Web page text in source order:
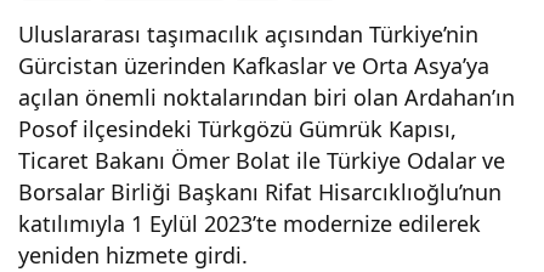
Uluslararası taşımacılık açısından Türkiye’nin
Gürcistan üzerinden Kafkaslar ve Orta Asya’ya
açılan önemli noktalarından biri olan Ardahan’ın
Posof ilçesindeki Türkgözü Gümrük Kapısı,
Ticaret Bakanı Ömer Bolat ile Türkiye Odalar ve
Borsalar Birliği Başkanı Rifat Hisarcıklıoğlu’nun
katılımıyla 1 Eylül 2023’te modernize edilerek
yeniden hizmete girdi.
mrü
k
Kapı
sı’nı
dön